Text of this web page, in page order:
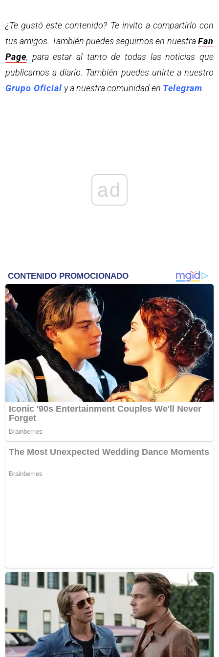
¿Te gustó este contenido? Te invito a compartirlo con
tus amigos. También puedes seguirnos en nuestraFan
Page, para estar al tanto de todas las noticias que
publicamos a diario. También puedes unirte a nuestro
Grupo Oficial y a nuestra comunidad en Telegram.
ad